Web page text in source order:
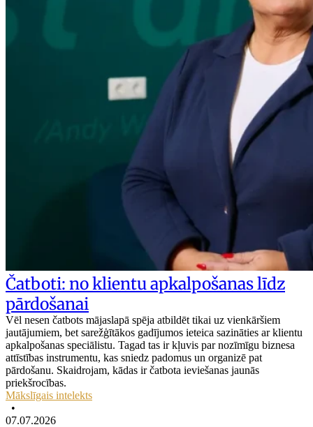
Čatboti: no klientu apkalpošanas līdz
pārdošanai
Vēl nesen čatbots mājaslapā spēja atbildēt tikai uz vienkāršiem
jautājumiem, bet sarežģītākos gadījumos ieteica sazināties ar klientu
apkalpošanas speciālistu. Tagad tas ir kļuvis par nozīmīgu biznesa
attīstības instrumentu, kas sniedz padomus un organizē pat
pārdošanu. Skaidrojam, kādas ir čatbota ieviešanas jaunās
priekšrocības.
Mākslīgais intelekts
•
07.07.2026